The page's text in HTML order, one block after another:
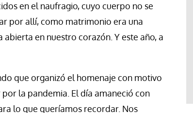
en el naufragio, cuyo cuerpo no se
por allí, como matrimonio era una
en nuestro corazón. Y este año, a
que organizó el homenaje con motivo
la pandemia. El día amaneció con
lo que queríamos recordar. Nos
la
El cuidado de la creación
Revista de Verano
El olor de la paz